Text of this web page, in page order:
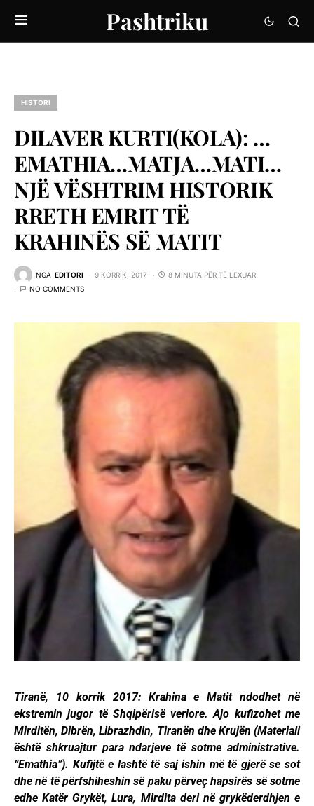
Pashtriku
HISTORI
DILAVER KURTI(KOLA): …
EMATHIA…MATJA…MATI…
NJË VËSHTRIM HISTORIK
RRETH EMRIT TË
KRAHINËS SË MATIT
NGA EDITORI 9 KORRIK, 2017
8 MINUTA PËR TË LEXUAR
NO COMMENTS
Tiranë, 10 korrik 2017: Krahina e Matit ndodhet në
ekstremin jugor të Shqipërisë veriore. Ajo kufizohet me
Mirditën, Dibrën, Librazhdin, Tiranën dhe Krujën (Materiali
është shkruajtur para ndarjeve të sotme administrative.
“Emathia”). Kufijtë e lashtë të saj ishin më të gjerë se sot
dhe në të përfshiheshin së paku përveç hapsirës së sotme
edhe Katër Grykët, Lura, Mirdita deri në grykëderdhjen e